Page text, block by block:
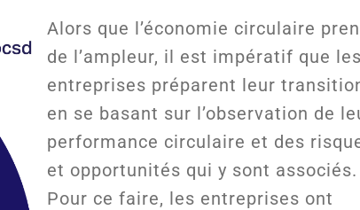
Alors que l’économie circulaire
de l’ampleur, il est impératif que les
entreprises préparent leur
en se basant sur l’observation de
performance circulaire et des
et opportunités qui y sont associés.
Pour ce faire, les entreprises ont